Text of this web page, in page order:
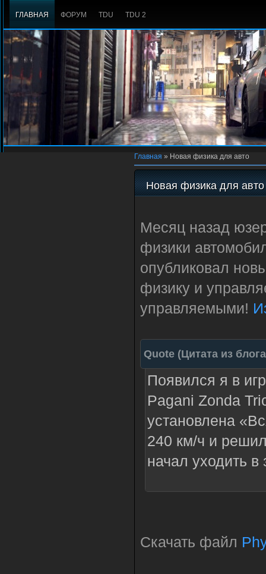
ГЛАВНАЯ ФОРУМ TDU TDU 2
Главная » Новая физика для авто
Новая физика для авто
Месяц назад
физики
опубликовал
физику и
управляемыми!
Quote (Цитата из
Появился я в
Pagani Zonda
установлена
240 км/ч и
начал уходить
приятное, что
Скачать файл